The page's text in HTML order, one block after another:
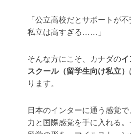
「公立高校だとサポートが
私立は高すぎる……」
そんな方にこそ、カナダのイ
スクール（留学生向け私立）
ります。
日本のインターに通う感覚
力と国際感覚を手に入れる